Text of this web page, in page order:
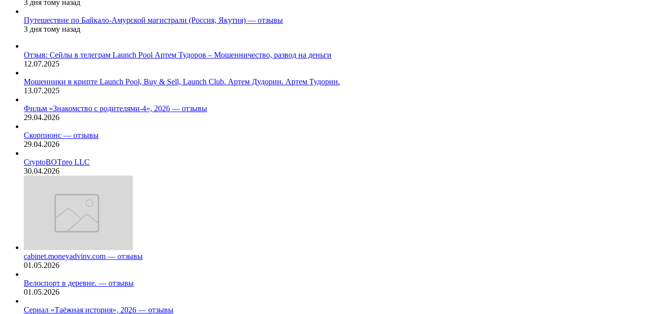
3 дня тому назад
Путешествие по Байкало-Амурской магистрали (Россия, Якутия) — отзывы
3 дня тому назад
Отзыв: Сейлы в телеграм Launch Pool Артем Тудоров – Мошенничество, развод на деньги
12.07.2025
Мошенники в крипте Launch Pool, Buy & Sell, Launch Club. Артем Дудорин. Артем Тудорин.
13.07.2025
Фильм «Знакомство с родителями-4», 2026 — отзывы
29.04.2026
Скорпионс — отзывы
29.04.2026
CryptoBOTpro LLC
30.04.2026
cabinet.moneyadvinv.com — отзывы
01.05.2026
Велоспорт в деревне. — отзывы
01.05.2026
Сериал «Таёжная история», 2026 — отзывы